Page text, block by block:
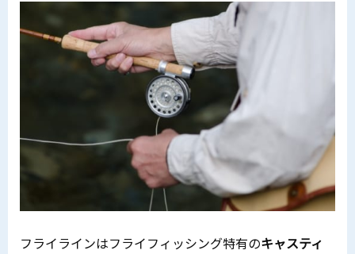
フライラインはフライフィッシング特有のキャスティ